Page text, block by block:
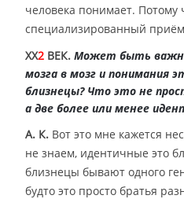
человека понимает. Потому
специализированный
XX2 ВЕК. Может быть важно
мозга в мозг и понимания
близнецы? Что это не
а две более или менее
А. К. Вот это мне кажется
не знаем, идентичные это
близнецы бывают одного
будто это просто братья